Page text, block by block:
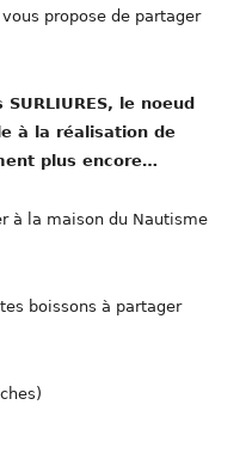
propose de partager
SURLIURES, le noeud
à la réalisation de
plus encore…
à la maison du Nautisme
boissons à partager